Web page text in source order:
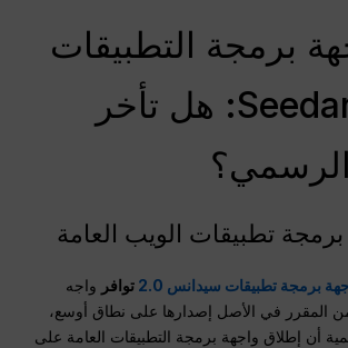
برمجة التطبيقات
Seedance 2.0: هل تأخر
الرسمي؟
برمجة تطبيقات الويب العامة
برمجة تطبيقات سيدانس 2.0 توافر واجه
المقرر في الأصل إصدارها على نطاق أوسع،
أن إطلاق واجهة برمجة التطبيقات العامة على